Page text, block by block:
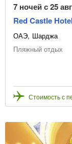
7 ночей с 25
Red Castle
ОАЭ Шарджа
Пляжный отдых
Стоимость с